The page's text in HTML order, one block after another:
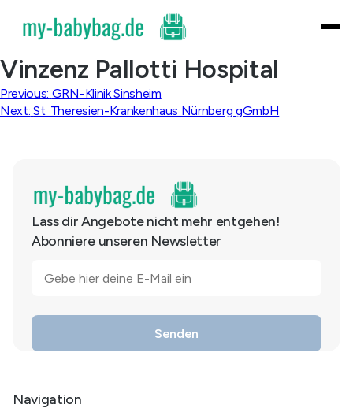
content
Vinzenz Pallotti Hospital
Beitragsnavigation
Previous: GRN-Klinik Sinsheim
Next: St. Theresien-Krankenhaus Nürnberg gGmbH
Lass dir Angebote nicht mehr entgehen!
Abonniere unseren Newsletter
Navigation